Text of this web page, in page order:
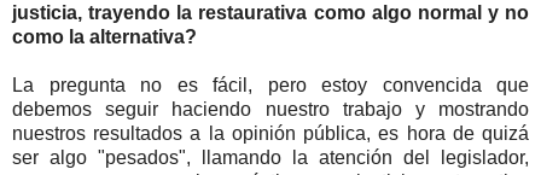
justicia, trayendo la restaurativa como algo normal y no
como la alternativa?
La pregunta no es fácil, pero estoy convencida que
debemos seguir haciendo nuestro trabajo y mostrando
nuestros resultados a la opinión pública, es hora de quizá
ser algo "pesados", llamando la atención del legislador,